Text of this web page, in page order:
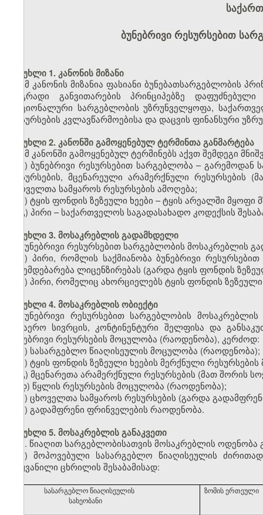
ბუნებრივი რესურსებით
მუხლი 1. კანონის მიზანი
ამ კანონის მიზანია ფასიანი ბუნებათსარგებლობის
მდგრადი განვითარების პრინციპებზე
რაციონალური სარგებლობის უზრუნველყოფა,
რესურსების კვლავწარმოებისა და დაცვის ფინანსური
მუხლი 2. კანონში გამოყენებულ ტერმინთა განმარტება
ამ კანონში გამოყენებულ ტერმინებს აქვთ შემდეგი
ა) ბუნებრივი რესურსებით სარგებლობა –
რესურსების, მცენარეული არამერქნული
ცხოველთა სამყაროს რესურსების ამოღება;
ბ) ტყის ფონდის ზეზეული ხეები – ტყის არეალში მყოფი
გ) პირი – საქართველოს საგადასახადო კოდექსის
მუხლი 3. მოსაკრებლის გადამხდელი
ბუნებრივი რესურსებით სარგებლობის მოსაკრებლის
ა) პირი, რომლის საქმიანობა ბუნებრივი
ექვემდებარება ლიცენზირებას (გარდა ტყის ფონდის
ბ) პირი, რომელიც ახორციელებს ტყის ფონდის
მუხლი 4. მოსაკრებლის ობიექტი
ბუნებრივი რესურსებით სარგებლობის
საჰაერო სივრცის, კონტინენტური შელფისა და
ბუნებრივი რესურსების მოცულობა (რაოდენობა), კერძოდ:
ა) სასარგებლო წიაღისეულის მოცულობა (რაოდენობა);
ბ) ტყის ფონდის ზეზეული ხეების მერქნული
გ) მცენარეთა არამერქნული რესურსების (მათ შორის
დ) წყლის რესურსების მოცულობა (რაოდენობა);
ე) ცხოველთა სამყაროს რესურსების (გარდა
ვ) გადამფრენი ფრინველების რაოდენობა.
მუხლი 5. მოსაკრებლის განაკვეთი
1. წიაღით სარგებლობისათვის მოსაკრებლის ოდენობა
ა) მოპოვებული სასარგებლო წიაღისეულის
მოყვანილი ცხრილის შესაბამისად:
სასარგებლოწიაღისეულის
სახეობანი
ზომის ერთეული